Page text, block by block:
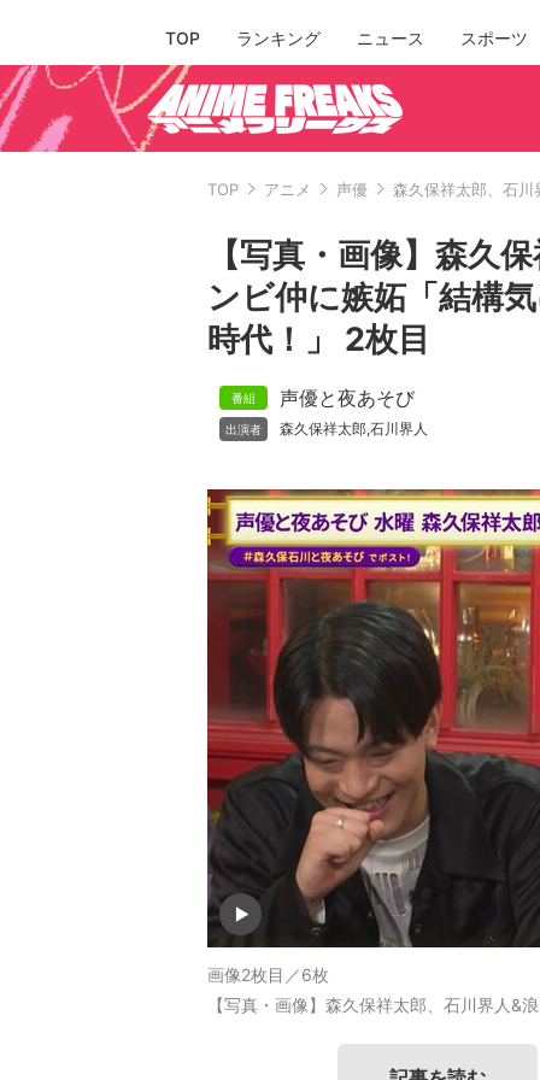
TOP ランキング ニュース スポーツ
TOP アニメ 声優 森久保祥太郎、石川
【写真・画像】森久
ンビ仲に嫉妬「結構
時代！」 2枚目
声優と夜あそび
森久保祥太郎,石川界人
画像2枚目／6枚
【写真・画像】森久保祥太郎、石川界人